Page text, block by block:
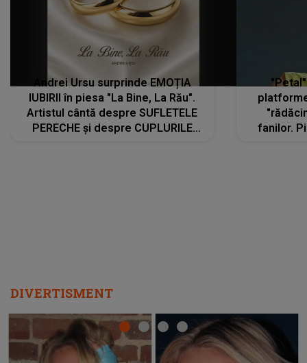
Andrei Ursu surprinde EMOȚIA
IUBIRII în piesa "La Bine, La Rău".
Artistul cântă despre SUFLETELE
PERECHE și despre CUPLURILE
fanilor.
DIVERTISMENT